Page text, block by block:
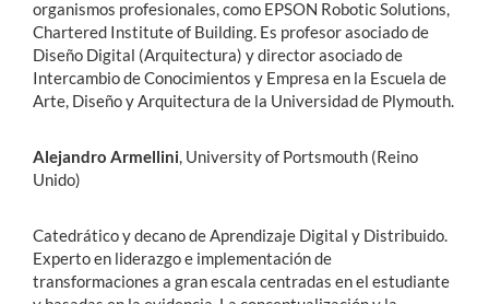
organismos profesionales, como EPSON Robotic Solutions,
Chartered Institute of Building. Es profesor asociado de
Diseño Digital (Arquitectura) y director asociado de
Intercambio de Conocimientos y Empresa en la Escuela de
Arte, Diseño y Arquitectura de la Universidad de Plymouth.
Alejandro Armellini , University of Portsmouth (Reino
Unido)
Catedrático y decano de Aprendizaje Digital y Distribuido.
Experto en liderazgo e implementación de
transformaciones a gran escala centradas en el estudiante